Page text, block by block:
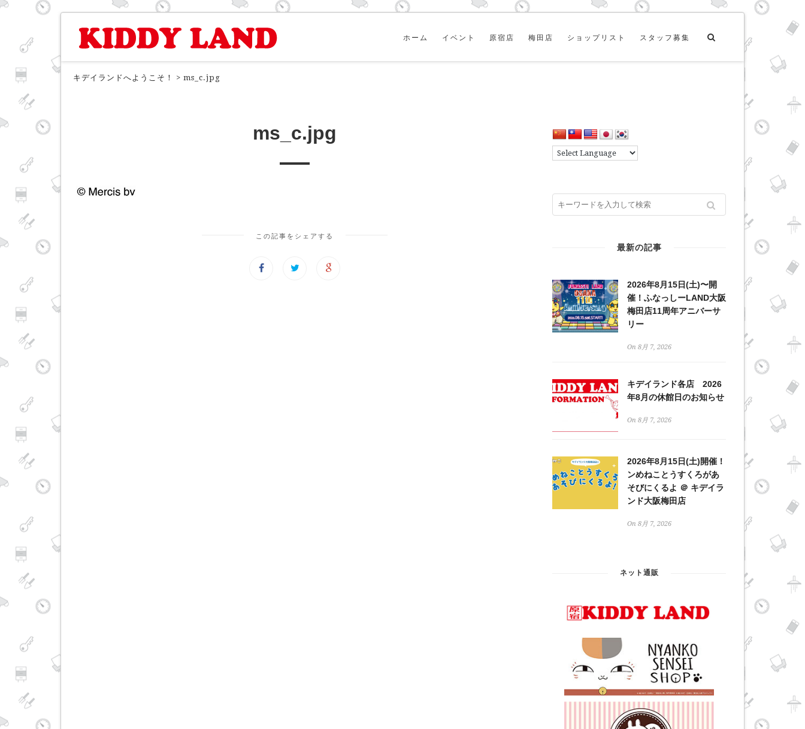
ホーム イベント 原宿店 梅田店 ショップリスト スタッフ募集
キデイランドへようこそ！ > ms_c.jpg
ms_c.jpg
この記事をシェアする
最新の記事
2026年8月15日(土)〜開
催！ふなっしーLAND大阪
梅田店11周年アニバーサ
リー
On 8月 7, 2026
キデイランド各店 2026
年8月の休館日のお知らせ
On 8月 7, 2026
2026年8月15日(土)開催！
ンめねことうすくろがあ
そびにくるよ ＠ キデイラ
ンド大阪梅田店
On 8月 7, 2026
ネット通販